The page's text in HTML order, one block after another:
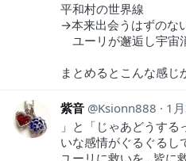
平和村の世界線
→本来出会うはずのな
ユーリが邂逅し宇宙
まとめるとこんな感じ
紫音 Ksionn888
1
」と「じゃあどうす
いな感情がぐるぐるし